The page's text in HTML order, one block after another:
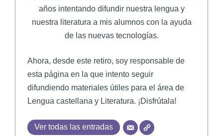
años intentando difundir nuestra lengua y
nuestra literatura a mis alumnos con la ayuda
de las nuevas tecnologías.
Ahora, desde este retiro, soy responsable de
esta página en la que intento seguir
difundiendo materiales útiles para el área de
Lengua castellana y Literatura. ¡Disfrútala!
Ver todas las entradas